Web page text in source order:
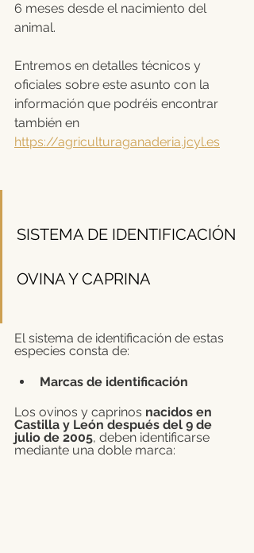
6 meses desde el nacimiento del
animal.
Entremos en detalles técnicos y
oficiales sobre este asunto con la
información que podréis encontrar
también en
https://agriculturaganaderia.jcyl.es
SISTEMA DE IDENTIFICACIÓN
OVINA Y CAPRINA
El sistema de identificación de estas
especies consta de:
Marcas de identificación
Los ovinos y caprinos nacidos en
Castilla y León después del 9 de
julio de 2005, deben identificarse
mediante una doble marca: